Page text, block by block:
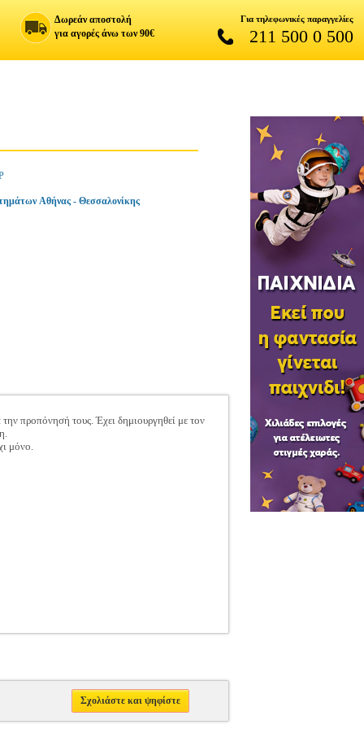
Δωρεάν αποστολή
για αγορές άνω των 90€
Για τηλεφωνικές παραγγελίες
211 500 0 500
Αθήνας - Θεσσαλονίκης
προπόνησή τους. Έχει δημιουργηθεί με τον
μόνο.
Σχολιάστε και ψηφίστε